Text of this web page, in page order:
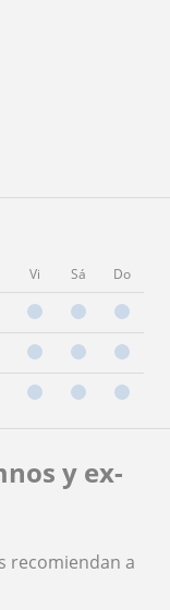
Vi Sá Do
y ex-
recomiendan a